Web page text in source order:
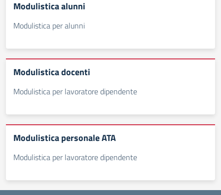
Modulistica alunni
Modulistica per alunni
Modulistica docenti
Modulistica per lavoratore dipendente
Modulistica personale ATA
Modulistica per lavoratore dipendente